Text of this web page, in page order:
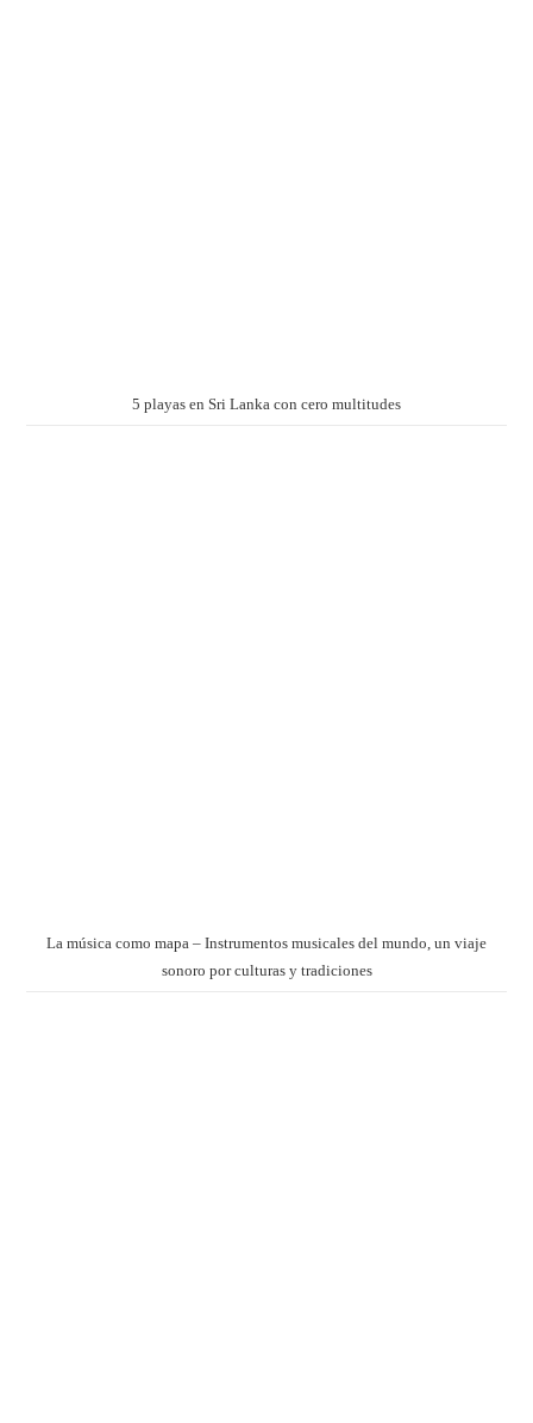
5 playas en Sri Lanka con cero multitudes
La música como mapa – Instrumentos musicales del mundo, un viaje
sonoro por culturas y tradiciones